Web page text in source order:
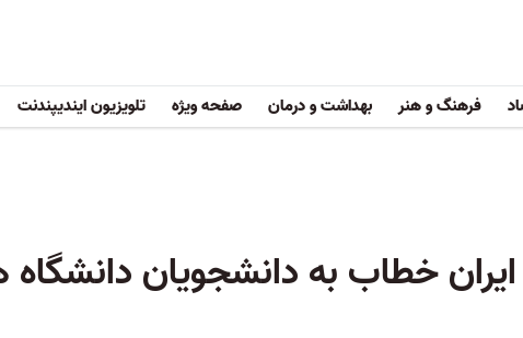
فرهنگ و هنر بهداشت و درمان صفحه ویژه تلویزیون ایندیپندنت
خطاب به دانشجویان دانشگاه